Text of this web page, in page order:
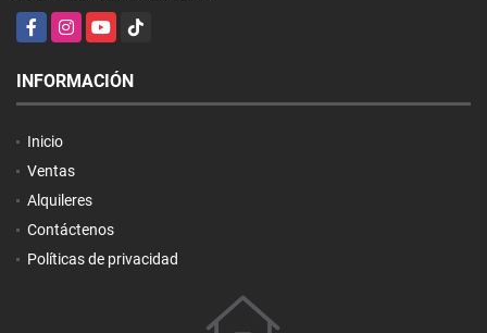
FacebookInstagramYouTubeTikTok
INFORMACIÓN
Inicio
Ventas
Alquileres
Contáctenos
Políticas de privacidad